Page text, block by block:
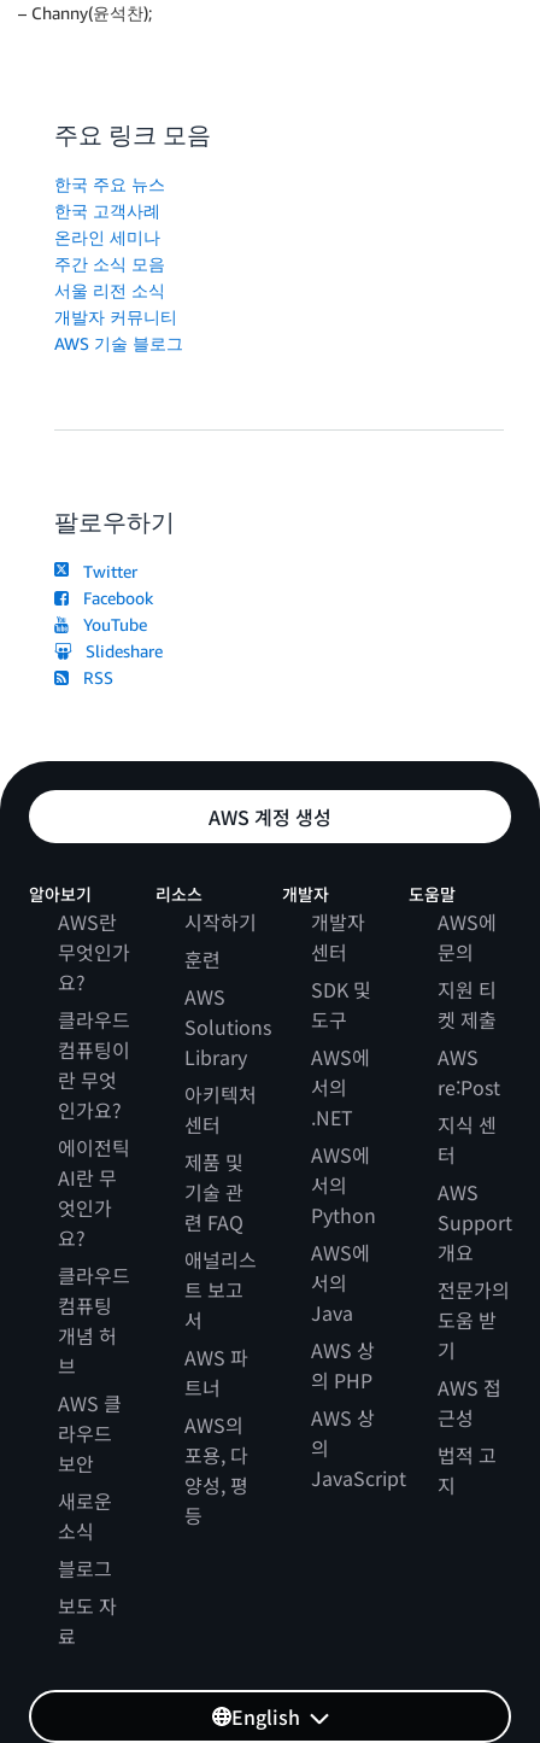
– Channy(윤석찬);
주요 링크 모음
한국 주요 뉴스
한국 고객사례
온라인 세미나
주간 소식 모음
서울 리전 소식
개발자 커뮤니티
AWS 기술 블로그
팔로우하기
Twitter
Facebook
YouTube
Slideshare
RSS
AWS 계정 생성
알아보기
AWS란
무엇인가
요?
클라우드
컴퓨팅이
란 무엇
인가요?
에이전틱
AI란 무
엇인가
요?
클라우드
컴퓨팅
개념 허
브
AWS 클
라우드
보안
새로운
소식
블로그
보도 자
료
리소스
시작하기
훈련
AWS
Solutions
Library
아키텍처
센터
제품 및
기술 관
련 FAQ
애널리스
트 보고
서
AWS 파
트너
AWS의
포용, 다
양성, 평
등
개발자
개발자
센터
SDK 및
도구
AWS에
서의
.NET
AWS에
서의
Python
AWS에
서의
Java
AWS 상
의 PHP
AWS 상
의
JavaScript
도움말
AWS에
문의
지원 티
켓 제출
AWS
re:Post
지식 센
터
AWS
Support
개요
전문가의
도움 받
기
AWS 접
근성
법적 고
지
English